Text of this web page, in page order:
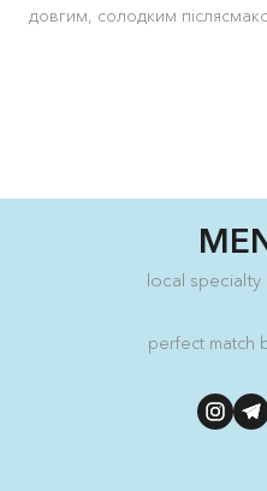
довгим, солодким
local
perfect match